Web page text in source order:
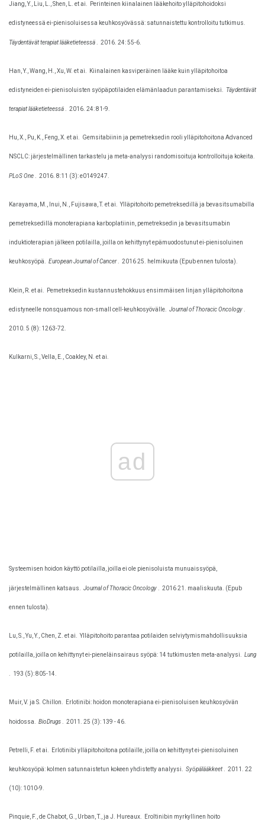
Jiang, Y., Liu, L., Shen, L. et ai. Perinteinen kiinalainen lääkehoito ylläpitohoidoksi
edistyneessä ei-pienisoluisessa keuhkosyövässä: satunnaistettu kontrolloitu tutkimus.
Täydentävät terapiat lääketieteessä 2016. 24: 55-6.
Han, Y., Wang, H., Xu, W. et ai. Kiinalainen kasviperäinen lääke kuin ylläpitohoitoa
edistyneiden ei-pienisoluisten syöpäpotilaiden elämänlaadun parantamiseksi. Täydentävät
terapiat lääketieteessä. 2016. 24: 81-9.
Hu, X., Pu, K., Feng, X. et ai. Gemsitabiinin ja pemetreksedin rooli ylläpitohoitona Advanced
NSCLC: järjestelmällinen tarkastelu ja meta-analyysi randomisoituja kontrolloituja kokeita.
PLoS One 2016. 8:11 (3): e0149247.
Karayama, M., Inui, N., Fujisawa, T. et ai. Ylläpitohoito pemetreksedillä ja bevasitsumabilla
pemetreksedillä monoterapiana karboplatiinin, pemetreksedin ja bevasitsumabin
induktioterapian jälkeen potilailla, joilla on kehittynyt epämuodostunut ei-pienisoluinen
keuhkosyöpä. European Journal of Cancer. 2016 25. helmikuuta (Epub ennen tulosta).
Klein, R. et ai. Pemetreksedin kustannustehokkuus ensimmäisen linjan ylläpitohoitona
edistyneelle nonsquamous non-small cell-keuhkosyövälle. Journal of Thoracic Oncology
2010. 5 (8): 1263-72.
Kulkarni, S., Vella, E., Coakley, N. et ai.
ad
Systeemisen hoidon käyttö potilailla, joilla ei ole pienisoluista munuaissyöpä,
järjestelmällinen katsaus. Journal of Thoracic Oncology 2016 21. maaliskuuta. (Epub
ennen tulosta).
Lu, S., Yu, Y., Chen, Z. et ai. Ylläpitohoito parantaa potilaiden selviytymismahdollisuuksia
potilailla, joilla on kehittynyt ei-pieneläinsairaus syöpä: 14 tutkimusten meta-analyysi. Lung
. 193 (5): 805-14.
Muir, V. ja S. Chillon. Erlotinibi: hoidon monoterapiana ei-pienisoluisen keuhkosyövän
hoidossa. BioDrugs 2011. 25 (3): 139 - 46.
Petrelli, F. et ai. Erlotinibi ylläpitohoitona potilaille, joilla on kehittynyt ei-pienisoluinen
keuhkosyöpä: kolmen satunnaistetun kokeen yhdistetty analyysi. Syöpälääkkeet. 2011. 22
(10): 1010-9.
Pinquie, F., de Chabot, G., Urban, T., ja J. Hureaux. Eroltinibin myrkyllinen hoito